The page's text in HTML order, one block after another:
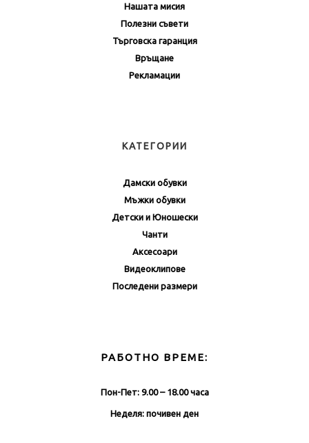
Нашата мисия
Полезни съвети
Търговска гаранция
Връщане
Рекламации
КАТЕГОРИИ
Дамски обувки
Мъжки обувки
Детски и Юношески
Чанти
Аксесоари
Видеоклипове
Последени размери
РАБОТНО ВРЕМЕ:
Пон-Пет: 9.00 – 18.00 часа
Неделя: почивен ден